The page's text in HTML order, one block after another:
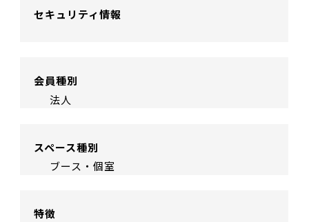
セキュリティ情報
会員種別
法人
スペース種別
ブース・個室
特徴